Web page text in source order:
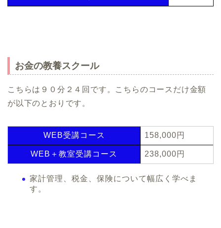
お金の教養スクール
こちらは９０分２４回です。こちらのコースだけ金額
が以下のとおりです。
WEB受講コース 158,000円
WEB＋教室受講コース 238,000円
家計管理、税金、保険について幅広く学べま
す。